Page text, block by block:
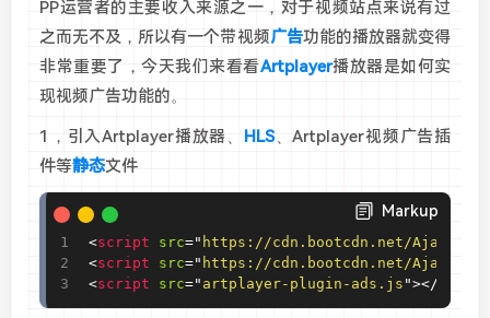
PP运营者的主要收入来源之一，对于视频站点来说有过
之而无不及，所以有一个带视频广告功能的播放器就变得
非常重要了，今天我们来看看Artplayer播放器是如何实
现视频广告功能的。
1，引入Artplayer播放器、 HLS、Artplayer视频广告插
件等静态文件
Markup
<script src=" https://cdn.bootcdn.net/Ajax/
<script src=" https://cdn.bootcdn.net/Ajax/
<script src=" artplayer-plugin-ads.js "></